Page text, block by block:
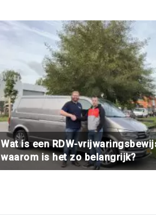
Wat is een RDW-
waarom is het zo belangrijk?